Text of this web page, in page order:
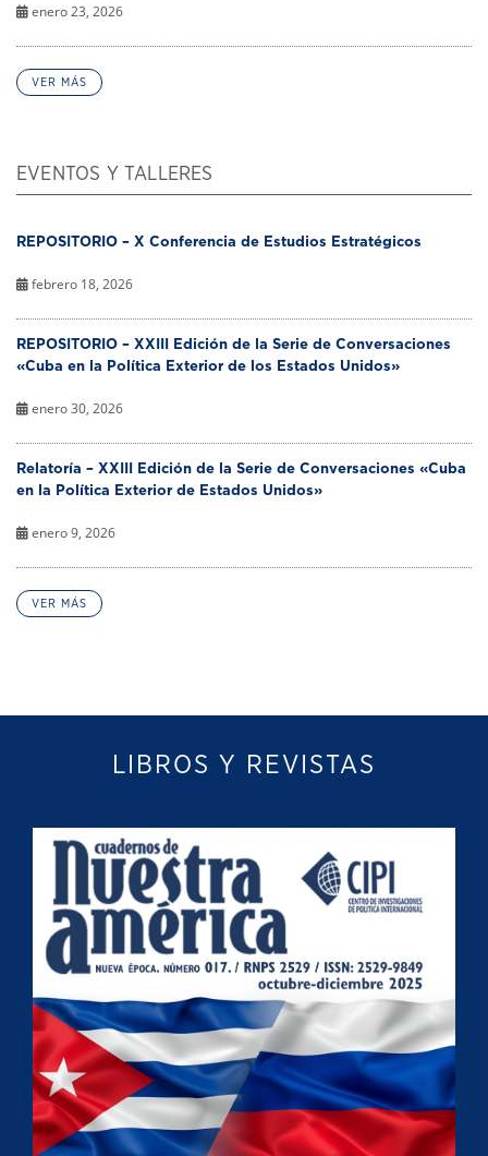
enero 23, 2026
VER MÁS
EVENTOS Y TALLERES
REPOSITORIO – X Conferencia de Estudios Estratégicos
febrero 18, 2026
REPOSITORIO – XXIII Edición de la Serie de Conversaciones
«Cuba en la Política Exterior de los Estados Unidos»
enero 30, 2026
Relatoría – XXIII Edición de la Serie de Conversaciones «Cuba
en la Política Exterior de Estados Unidos»
enero 9, 2026
VER MÁS
LIBROS Y REVISTAS